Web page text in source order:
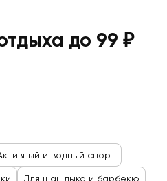
до 99 ₽
и водный спорт
Для шашлыка и барбекю